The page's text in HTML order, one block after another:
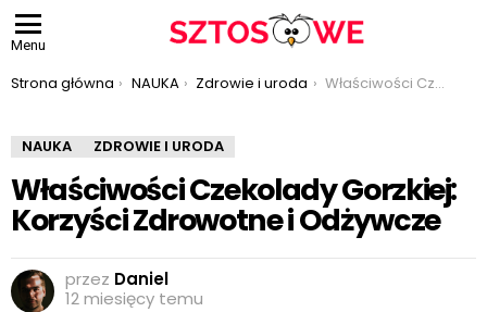
Menu
Jesteś tutaj:
Strona główna NAUKA Zdrowie i uroda Właściwości Czekolady Gorzkiej: Korzyści Zdrowotne i Odżywcze
NAUKA ZDROWIE I URODA
Właściwości Czekolady Gorzkiej:
Korzyści Zdrowotne i Odżywcze
przez Daniel
12 miesięcy temu